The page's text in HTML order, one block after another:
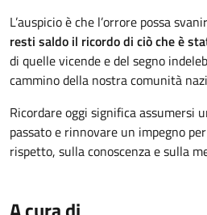
L’auspicio è che l’orrore possa
resti saldo il ricordo di ciò che è
di quelle vicende e del segno
cammino della nostra comunità
Ricordare oggi significa assumersi
passato e rinnovare un impegno
rispetto, sulla conoscenza e sulla